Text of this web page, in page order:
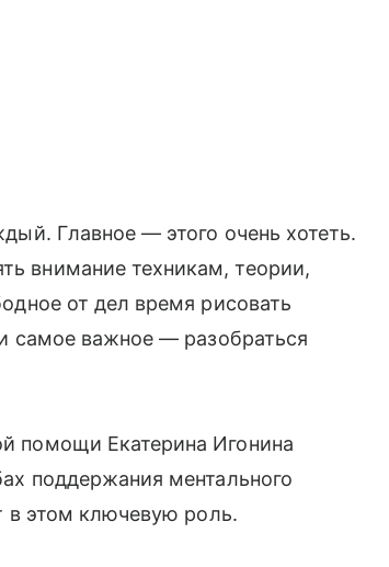
Главное — этого очень хотеть.
внимание техникам, теории,
от дел время рисовать
самое важное — разобраться
помощи Екатерина Игонина
поддержания ментального
в этом ключевую роль.